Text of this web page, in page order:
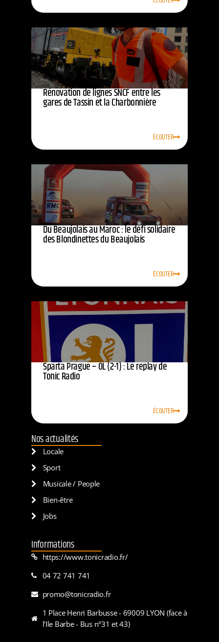
Rénovation de lignes SNCF entre les
gares de Tassin et la Charbonnière
ÉCOUTER
Du Beaujolais au Maroc : le défi solidaire
des Blondinettes du Beaujolais
ÉCOUTER
Sparta Prague – OL (2-1) : Le replay de
Tonic Radio
ÉCOUTER
Nos actualités
Locale
Sport
Musicale / People
Bien-être
Jobs
Informations
https://www.tonicradio.fr/
04 72 741 741
promo@tonicradio.fr
1 Place Henri Barbusse - 69009 LYON (face à
l'Ile Barbe - Bus n°31 et 43)